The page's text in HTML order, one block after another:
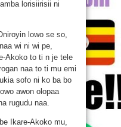
lorisiirisii ni
lowo se so,
wi ni wi pe,
Akoko to ti n je tele
naa to ti mu emi
sofo ni ko ba bo
awon olopaa
rugudu naa.
Ikare-Akoko mu,